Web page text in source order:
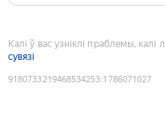
Калі ў вас узніклі праблемы, калі
сувязі
9180733219468534253:1786071027